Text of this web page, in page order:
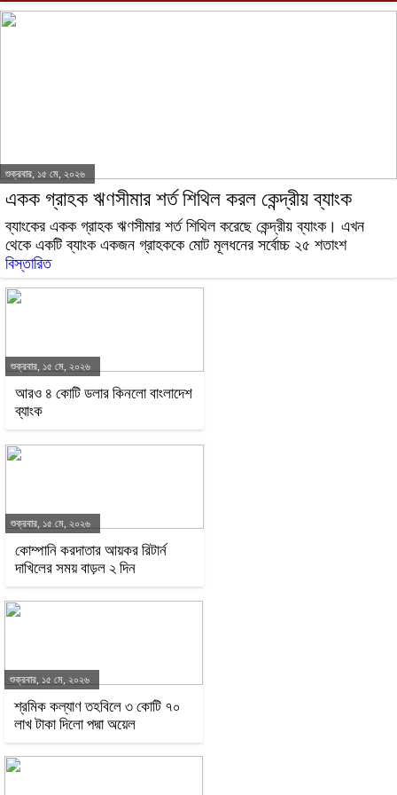
শুক্রবার, ১৫ মে, ২০২৬
একক গ্রাহক ঋণসীমার শর্ত শিথিল করল কেন্দ্রীয় ব্যাংক
ব্যাংকের একক গ্রাহক ঋণসীমার শর্ত শিথিল করেছে কেন্দ্রীয় ব্যাংক। এখন
থেকে একটি ব্যাংক একজন গ্রাহককে মোট মূলধনের সর্বোচ্চ ২৫ শতাংশ
বিস্তারিত
শুক্রবার, ১৫ মে, ২০২৬
আরও ৪ কোটি ডলার কিনলো বাংলাদেশ
ব্যাংক
শুক্রবার, ১৫ মে, ২০২৬
কোম্পানি করদাতার আয়কর রিটার্ন
দাখিলের সময় বাড়ল ২ দিন
শুক্রবার, ১৫ মে, ২০২৬
শ্রমিক কল্যাণ তহবিলে ৩ কোটি ৭০
লাখ টাকা দিলো পদ্মা অয়েল